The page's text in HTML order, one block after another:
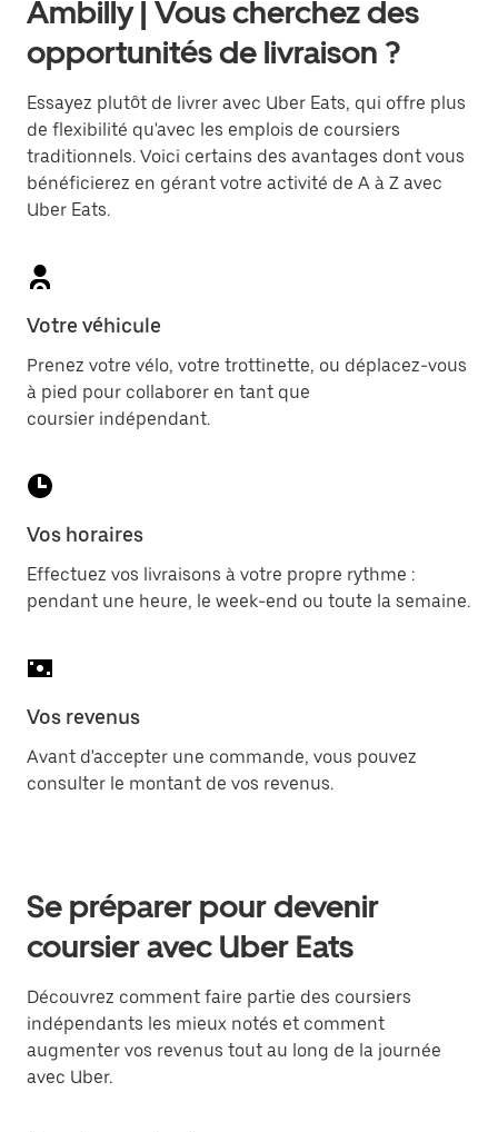
Ambilly | Vous cherchez des
opportunités de livraison ?
Essayez plutôt de livrer avec Uber Eats, qui offre plus
de flexibilité qu'avec les emplois de coursiers
traditionnels. Voici certains des avantages dont vous
bénéficierez en gérant votre activité de A à Z avec
Uber Eats.
Votre véhicule
Prenez votre vélo, votre trottinette, ou déplacez-vous
à pied pour collaborer en tant que
coursier indépendant.
Vos horaires
Effectuez vos livraisons à votre propre rythme :
pendant une heure, le week-end ou toute la semaine.
Vos revenus
Avant d'accepter une commande, vous pouvez
consulter le montant de vos revenus.
Se préparer pour devenir
coursier avec Uber Eats
Découvrez comment faire partie des coursiers
indépendants les mieux notés et comment
augmenter vos revenus tout au long de la journée
avec Uber.